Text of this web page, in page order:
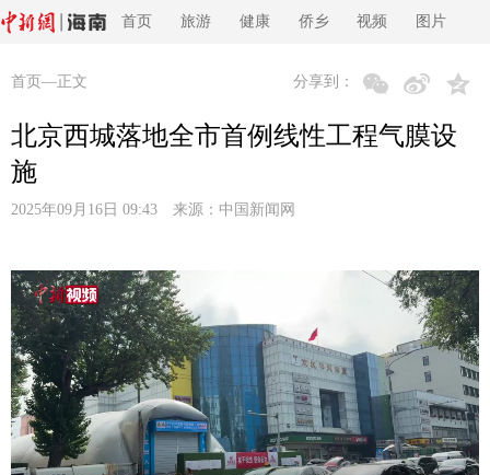
首页 旅游 健康 侨乡 视频 图片
首页 —正文 分享到：
北京西城落地全市首例线性工程气膜设
施
2025年09月16日 09:43 来源： 中国新闻网